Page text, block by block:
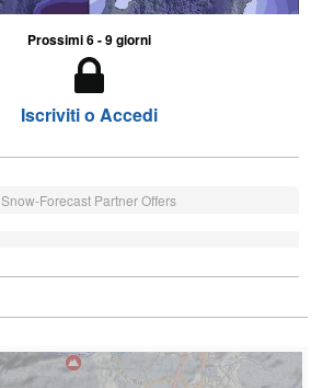
Prossimi 6 - 9 giorni
Iscriviti o Accedi
Snow-Forecast Partner Offers